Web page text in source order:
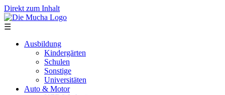
Direkt zum Inhalt
☰
Ausbildung
Kindergärten
Schulen
Sonstige
Universitäten
Auto & Motor